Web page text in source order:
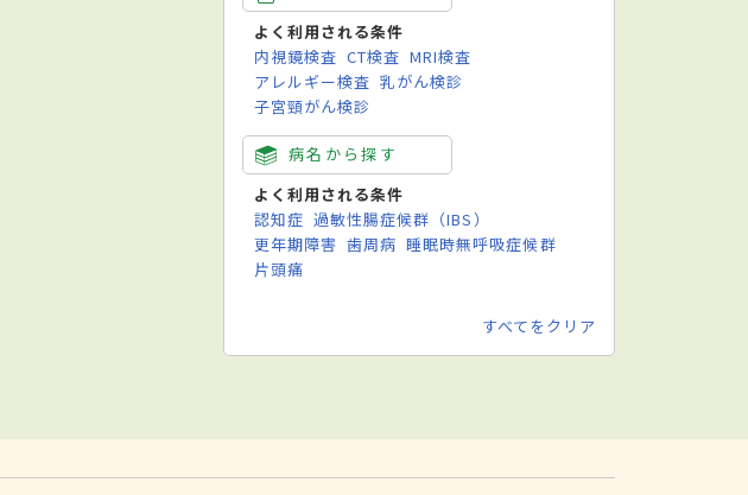
よく利用される条件
内視鏡検査 CT検査 MRI検査
アレルギー検査 乳がん検診
子宮頸がん検診
病名から探す
よく利用される条件
認知症 過敏性腸症候群（IBS）
更年期障害 歯周病 睡眠時無呼吸症候群
片頭痛
すべてをクリア